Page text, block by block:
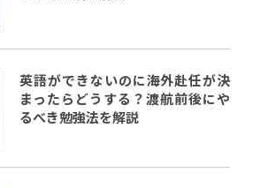
英語ができないのに海外赴任が決
まったらどうする？渡航前後にや
るべき勉強法を解説